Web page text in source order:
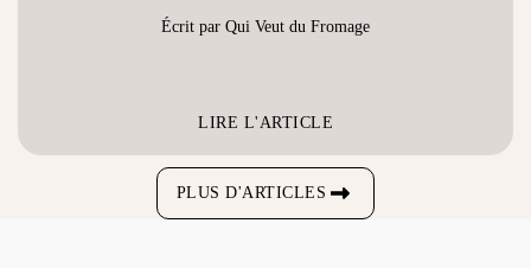
Écrit par Qui Veut du Fromage
LIRE L'ARTICLE
PLUS D'ARTICLES